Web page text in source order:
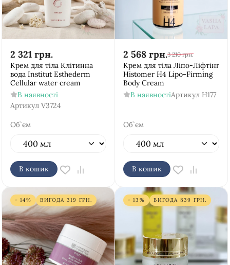
2 321 грн.
Крем для тіла Клітинна
вода Institut Esthederm
Cellular water cream
В наявності
Артикул V3724
Об`єм
В кошик
2 568 грн.3 210 грн.
Крем для тіла Ліпо-Ліфтінг
Histomer H4 Lipo-Firming
Body Cream
В наявностіАртикул H177
Об`єм
В кошик
- 14% ВИГОДА 319 ГРН. - 13% ВИГОДА 839 ГРН.